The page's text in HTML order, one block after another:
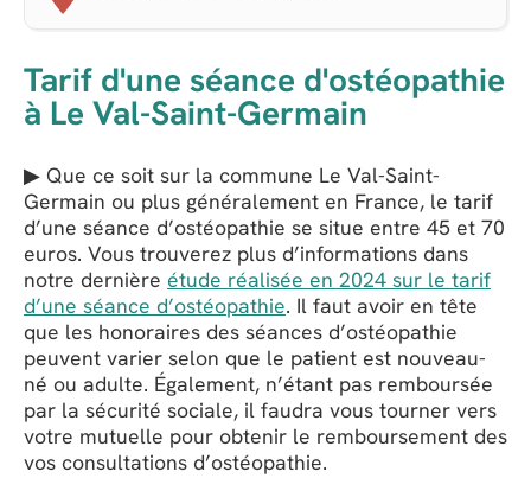
Tarif d'une séance d'ostéopathie
à Le Val-Saint-Germain
▶ Que ce soit sur la commune Le Val-Saint-
Germain ou plus généralement en France, le tarif
d’une séance d’ostéopathie se situe entre 45 et 70
euros. Vous trouverez plus d’informations dans
notre dernière étude réalisée en 2024 sur le tarif
d’une séance d’ostéopathie. Il faut avoir en tête
que les honoraires des séances d’ostéopathie
peuvent varier selon que le patient est nouveau-
né ou adulte. Également, n’étant pas remboursée
par la sécurité sociale, il faudra vous tourner vers
votre mutuelle pour obtenir le remboursement des
vos consultations d’ostéopathie.